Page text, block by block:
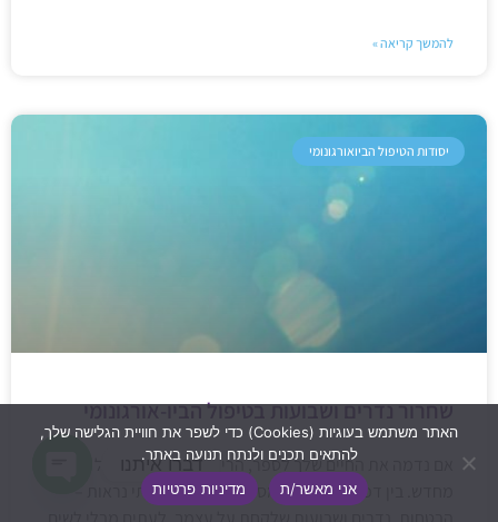
להמשך קריאה »
יסודות הטיפול הביואורגונומי
שחרור נדרים ושבועות בטיפול הביו-אורגונומי
אם נדמה את החיים שלך לספר, הרי שדפיו נכתבים בכל רגע
מחדש. בין דפי הספר הזה, מסתתרות מילים בלתי נראות –
האתר משתמש בעוגיות (Cookies) כדי לשפר את חוויית הגלישה שלך,
להתאים תכנים ולנתח תנועה באתר.
אני מאשר/ת
מדיניות פרטיות
דברו איתנו